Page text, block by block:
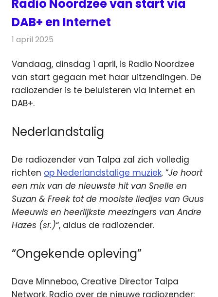
Radio Noordzee van start via
DAB+ en Internet
1 april 2025
Vandaag, dinsdag 1 april, is Radio Noordzee
van start gegaan met haar uitzendingen. De
radiozender is te beluisteren via Internet en
DAB+.
Nederlandstalig
De radiozender van Talpa zal zich volledig
richten op Nederlandstalige muziek. “Je hoort
een mix van de nieuwste hit van Snelle en
Suzan & Freek tot de mooiste liedjes van Guus
Meeuwis en heerlijkste meezingers van Andre
Hazes (sr.)“, aldus de radiozender.
“Ongekende opleving”
Dave Minneboo, Creative Director Talpa